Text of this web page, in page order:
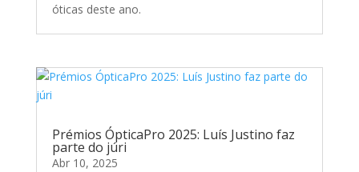
óticas deste ano.
Prémios ÓpticaPro 2025: Luís Justino faz
parte do júri
Abr 10, 2025